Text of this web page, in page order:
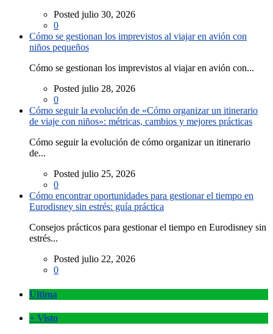
Posted julio 30, 2026
0
Cómo se gestionan los imprevistos al viajar en avión con
niños pequeños
Cómo se gestionan los imprevistos al viajar en avión con...
Posted julio 28, 2026
0
Cómo seguir la evolución de «Cómo organizar un itinerario
de viaje con niños»: métricas, cambios y mejores prácticas
Cómo seguir la evolución de cómo organizar un itinerario
de...
Posted julio 25, 2026
0
Cómo encontrar oportunidades para gestionar el tiempo en
Eurodisney sin estrés: guía práctica
Consejos prácticos para gestionar el tiempo en Eurodisney sin
estrés...
Posted julio 22, 2026
0
Última
+ Visto